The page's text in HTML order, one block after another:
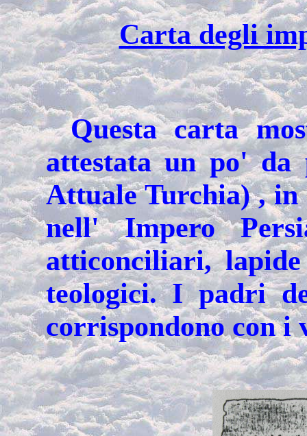
Carta degli
Questa carta
attestata un po'
Attuale Turchia) ,
nell' Impero
atticonciliari,
teologici. I padri
corrispondono con i